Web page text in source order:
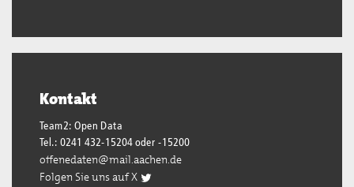
Kontakt
Team2: Open Data
Tel.: 0241 432-15204 oder -15200
offenedaten@mail.aachen.de
Folgen Sie uns auf X